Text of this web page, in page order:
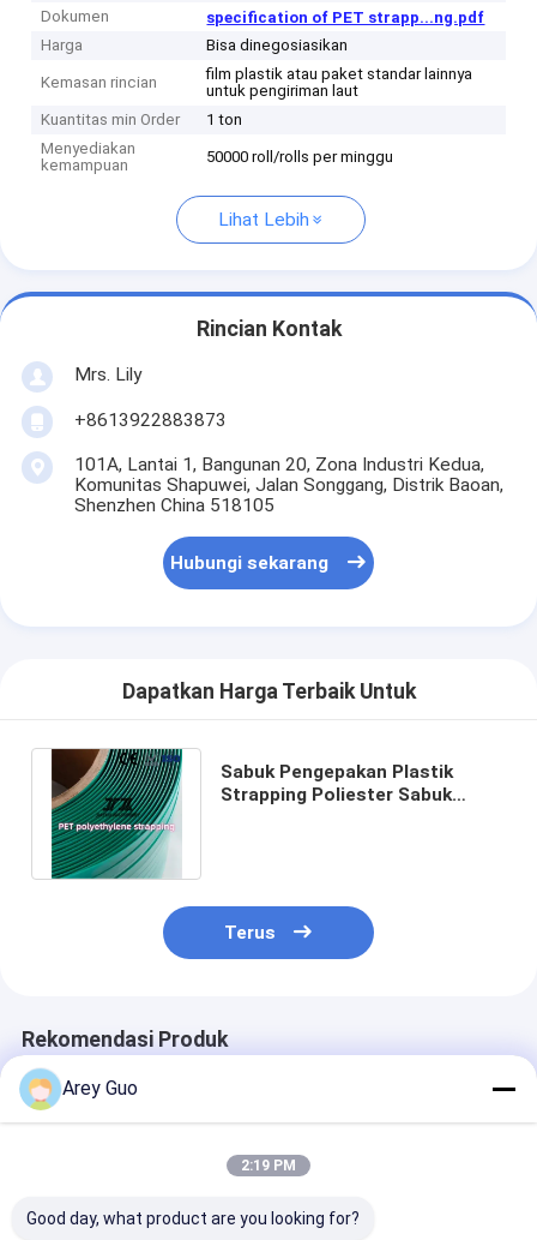
Dokumen
specification of PET strapp...ng.pdf
Harga
Bisa dinegosiasikan
Kemasan rincian
film plastik atau paket standar lainnya
untuk pengiriman laut
Kuantitas min Order
1 ton
Menyediakan
kemampuan
50000 roll/rolls per minggu
Lihat Lebih
Rincian Kontak
Mrs. Lily
+8613922883873
101A, Lantai 1, Bangunan 20, Zona Industri Kedua,
Komunitas Shapuwei, Jalan Songgang, Distrik Baoan,
Shenzhen China 518105
Hubungi sekarang
Dapatkan Harga Terbaik Untuk
Sabuk Pengepakan Plastik
Strapping Poliester Sabuk
Terus
Rekomendasi Produk
Arey Guo
2:19 PM
Good day, what product are you looking for?